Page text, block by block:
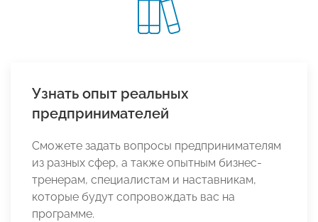
Узнать опыт реальных
предпринимателей
Сможете задать вопросы предпринимателям
из разных сфер, а также опытным бизнес-
тренерам, специалистам и наставникам,
которые будут сопровождать вас на
программе.